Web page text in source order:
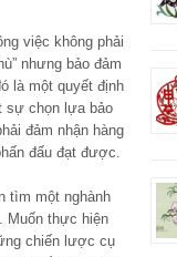
việc không phải
nhưng bảo đảm
là một quyết định
sự chọn lựa bảo
đảm nhận hàng
đấu đạt được.
tìm một nghành
Muốn thực hiện
chiến lược cụ